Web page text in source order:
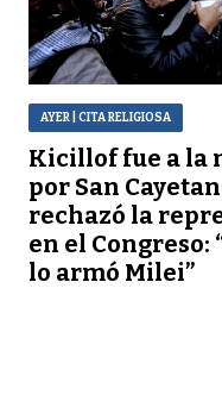
AYER | CITA RELIGIOSA
Kicillof fue a la
por San
rechazó la
en el Congreso:
lo armó Milei”